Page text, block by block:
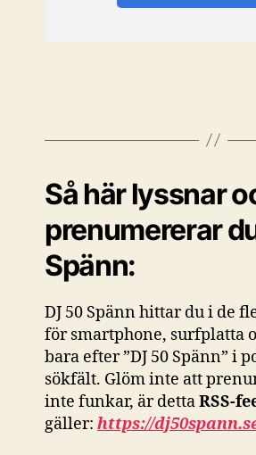
Så här lyssnar
prenumererar
Spänn:
DJ 50 Spänn hittar du i de
för smartphone, surfplatta
bara efter ”DJ 50 Spänn” i
sökfält. Glöm inte att
inte funkar, är dettaRSS-
gäller: https://